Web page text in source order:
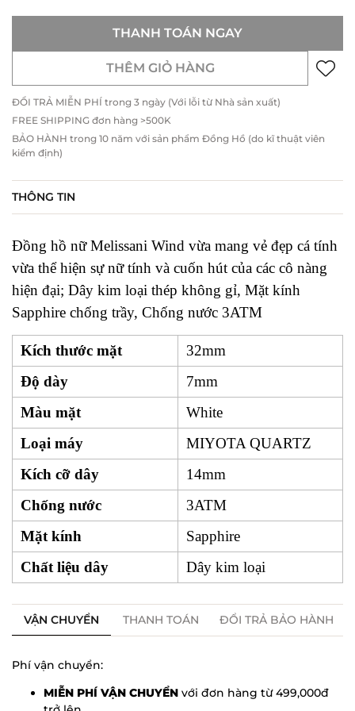
THANH TOÁN NGAY
THÊM GIỎ HÀNG
ĐỔI TRẢ MIỄN PHÍ trong 3 ngày (Với lỗi từ Nhà sản xuất)
FREE SHIPPING đơn hàng >500K
BẢO HÀNH trong 10 năm với sản phẩm Đồng Hồ (do kĩ thuật viên
kiểm định)
THÔNG TIN
Đồng hồ nữ Melissani Wind vừa mang vẻ đẹp cá tính
vừa thể hiện sự nữ tính và cuốn hút của các cô nàng
hiện đại; Dây kim loại thép không gỉ, Mặt kính
Sapphire chống trầy, Chống nước 3ATM
Kích thước mặt
32mm
Độ dày
7mm
Màu mặt
White
Loại máy
MIYOTA QUARTZ
Kích cỡ dây
14mm
Chống nước
3ATM
Mặt kính
Sapphire
Chất liệu dây
Dây kim loại
VẬN CHUYỂN THANH TOÁN ĐỔI TRẢ BẢO HÀNH
Phí vận chuyển:
MIỄN PHÍ VẬN CHUYỂN với đơn hàng từ 499,000đ